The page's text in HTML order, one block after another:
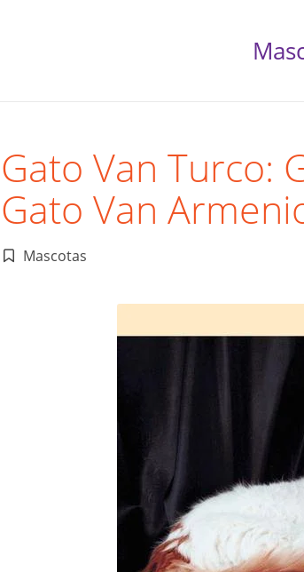
Gato Van Turco:
Gato Van
Publicado
Mascotas